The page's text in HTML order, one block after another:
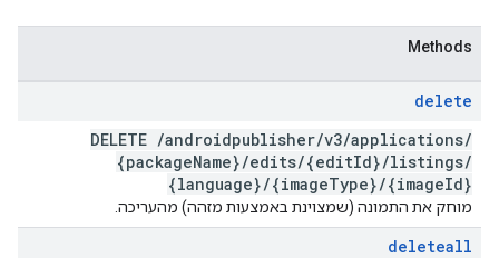
Methods
delete
DELETE /androidpublisher/v3/applications/
{packageName}/edits/{editId}/listings/
{language}/{imageType}/{imageId}
מוחק את התמונה (שמצוינת באמצעות מזהה) מהעריכה.
deleteall